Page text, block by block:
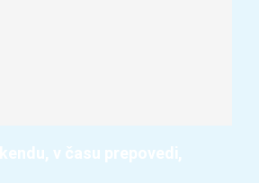
v času prepovedi,